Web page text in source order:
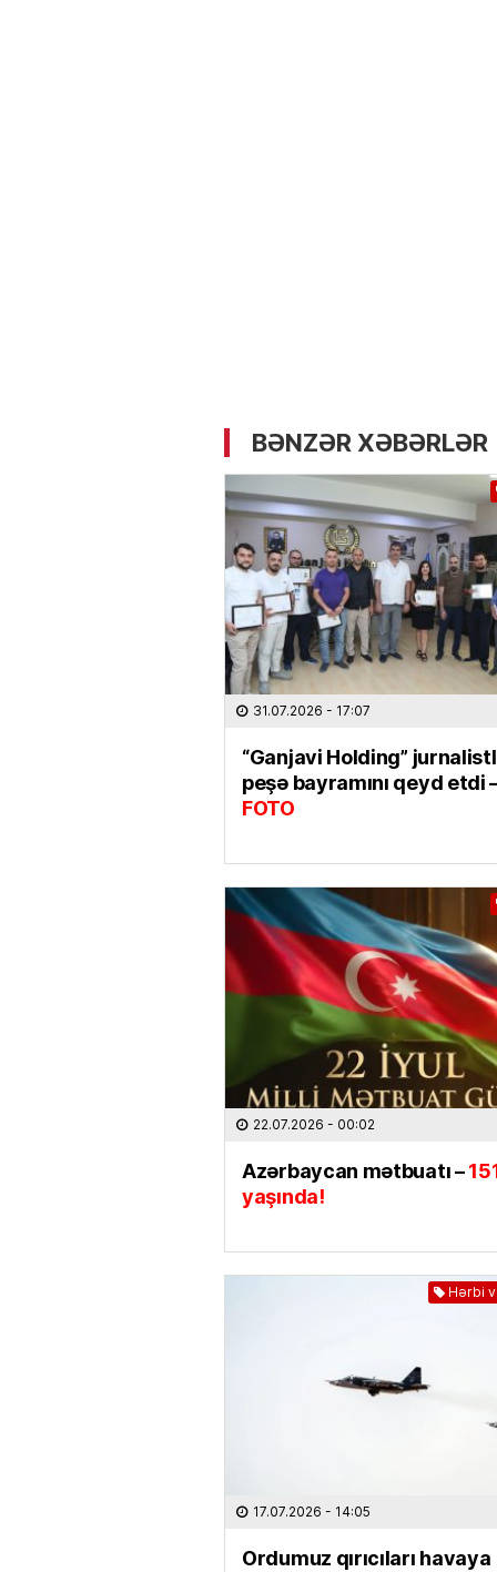
BƏNZƏR XƏBƏRLƏR
31.07.2026 - 17:07
“Ganjavi Holding”
peşə bayramını qeyd etdi
FOTO
22.07.2026 - 00:02
Azərbaycan mətbuatı –
yaşında!
Hərbi
17.07.2026 - 14:05
Ordumuz qırıcıları havaya